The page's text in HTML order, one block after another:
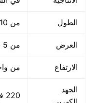
الطول من 10 سم حتي 30 سم
العرض من 5 سم حتي 17 سم
الارتفاع من
الجهد
220 فولت